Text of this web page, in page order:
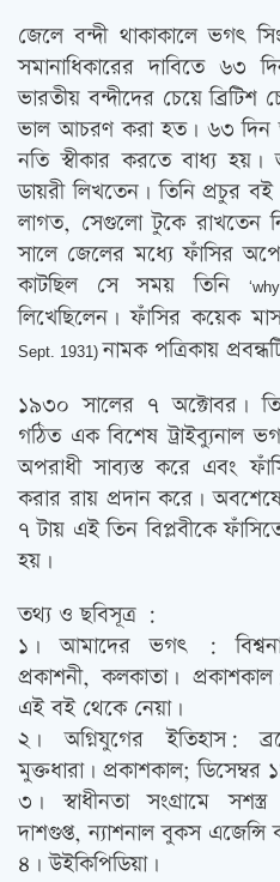
জেলে বন্দী থাকাকালে ভগৎ
সমানাধিকারের দাবিতে
ভারতীয় বন্দীদের চেয়ে
ভাল আচরণ করা হত। ৬৩ দিন
নতি স্বীকার করতে বাধ্য
ডায়রী লিখতেন। তিনি প্রচুর
লাগত, সেগুলো টুকে রাখতেন
সালে জেলের মধ্যে ফাঁসির
কাটছিল সে সময় তিনি
লিখেছিলেন। ফাঁসির কয়েক
Sept. 1931) নামক পত্রিকায়
১৯৩০ সালের ৭ অক্টোবর।
গঠিত এক বিশেষ ট্রাইব্যুনাল
অপরাধী সাব্যস্ত করে এবং
করার রায় প্রদান করে।
৭ টায় এই তিন বিপ্লবীকে
হয়।
তথ্য ও ছবিসূত্র :
১। আমাদের ভগৎ : বিশ্বনাথ
প্রকাশনী, কলকাতা।
এই বই থেকে নেয়া।
২। অগ্নিযুগের ইতিহাস:
মুক্তধারা। প্রকাশকাল; ডিসেম্বর
৩। স্বাধীনতা সংগ্রামে
দাশগুপ্ত, ন্যাশনাল বুকস এজেন্সি
৪। উইকিপিডিয়া।